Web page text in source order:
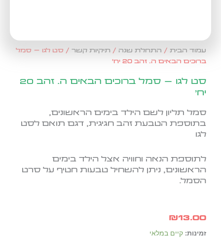
עמוד הבית/התחלת שנה/ תיקיות קשר/ סט לגו – סמל
ברוכים הבאים ה. זהב 20 יח'
סט לגו – סמל ברוכים הבאים ה. זהב 20
יח'
סמל תליון לשם הילד בימים הראשונים,
בתוספת הטבעת זהב חגיגית, דגם תואם לסט
לגו
לתוספת הנאה וחוויה אצל הילד בימים
הראשונים, ניתן להשחיל טבעות חטיף על סרט
הסמל.
₪13.00
זמינות: קיים במלאי
כמות